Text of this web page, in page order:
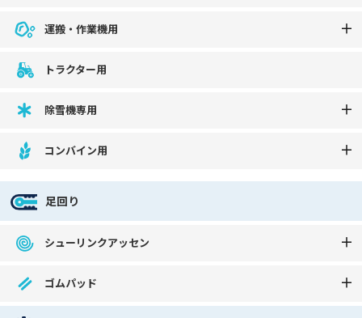
運搬・作業機用
トラクター用
除雪機専用
コンバイン用
足回り
シューリンクアッセン
ゴムパッド